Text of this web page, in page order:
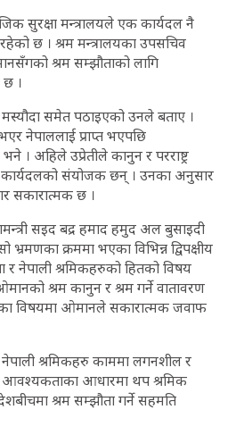
सुरक्षा मन्त्रालयले एक कार्यदल नै
छ । श्रम मन्त्रालयका उपसचिव
श्रम सम्झौताको लागि
।
मस्यौदा समेत पठाइएको उनले बताए ।
नेपाललाई प्राप्त भएपछि
। अहिले उप्रेतीले कानुन र परराष्ट्र
कार्यदलको संयोजक छन् । उनका अनुसार
सकारात्मक छ ।
सइद बद्र हमाद हमुद अल बुसाइदी
क्रममा भएका विभिन्न द्विपक्षीय
र नेपाली श्रमिकहरुको हितको विषय
श्रम कानुन र श्रम गर्ने वातावरण
विषयमा ओमानले सकारात्मक जवाफ
श्रमिकहरु काममा लगनशील र
आधारमा थप श्रमिक
श्रम सम्झौता गर्ने सहमति